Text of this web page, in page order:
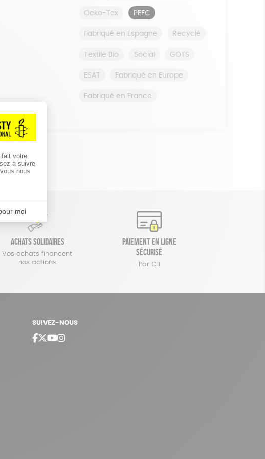
Oeko-Tex PEFC
Fabriqué en Espagne Recyclé
Textile Bio Social GOTS
ESAT Fabriqué en Europe
Fabriqué en France
Achats solidaires
Vos achats financent
nos actions
Paiement en ligne
sécurisé
Par CB
SUIVEZ-NOUS